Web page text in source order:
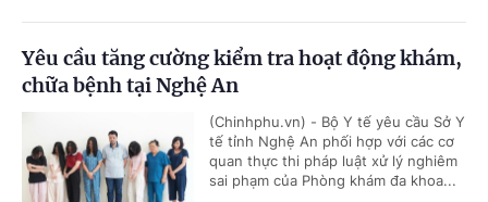
Yêu cầu tăng cường kiểm tra hoạt động khám,
chữa bệnh tại Nghệ An
(Chinhphu.vn) - Bộ Y tế yêu cầu Sở Y
tế tỉnh Nghệ An phối hợp với các cơ
quan thực thi pháp luật xử lý nghiêm
sai phạm của Phòng khám đa khoa...